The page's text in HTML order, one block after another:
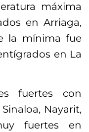
máxima
en Arriaga,
la mínima fue
en La
fuertes con
Nayarit,
fuertes en